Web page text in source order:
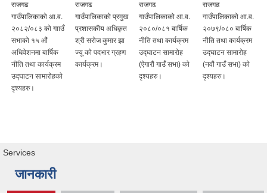
राजगढ
गाउँपालिकाको आ.व.
२०८२/०८३ को गााउँ
सभाको १५ औं
अधिवेशनमा बार्षिक
नीति तथा कार्यक्रम
उद्घाटन सामारोहकाे
दृश्यहरु।
राजगढ
गाउँपालिकाको प्रमुख
प्रशासकीय अधिकृत
श्री सरोज कुमार झा
ज्यू को पदभार ग्रहण
कार्यक्रम।
राजगढ
गाउँपालिकाको आ.व.
२०८०/०८१ बार्षिक
नीति तथा कार्यक्रम
उद्घाटन सामारोह
(ऐगारौं गाउँ सभा) काे
दृश्यहरु।
राजगढ
गाउँपालिकाको आ.व.
२०७९/०८० बार्षिक
नीति तथा कार्यक्रम
उद्घाटन सामारोह
(नवौं गाउँ सभा) काे
दृश्यहरु।
Services
जानकारी